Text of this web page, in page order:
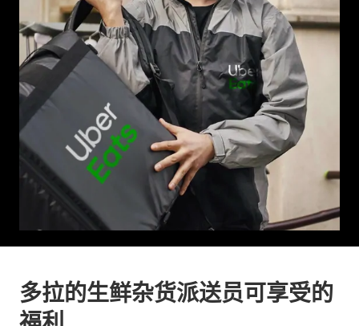
多拉的生鲜杂货派送员可享受的